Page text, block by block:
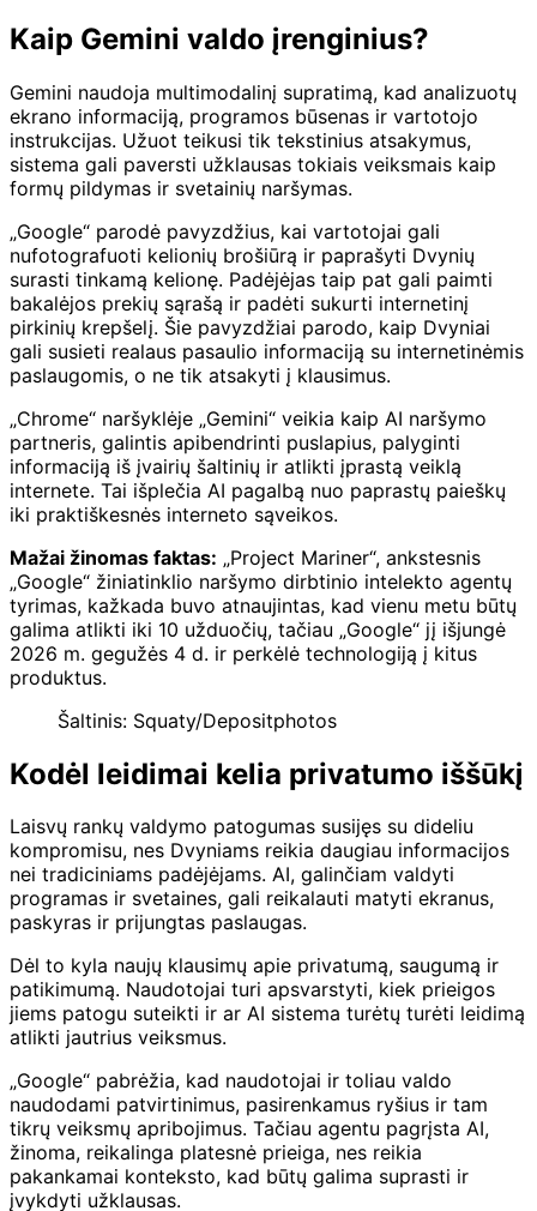
Kaip Gemini valdo įrenginius?
Gemini naudoja multimodalinį supratimą, kad analizuotų
ekrano informaciją, programos būsenas ir vartotojo
instrukcijas. Užuot teikusi tik tekstinius atsakymus,
sistema gali paversti užklausas tokiais veiksmais kaip
formų pildymas ir svetainių naršymas.
„Google“ parodė pavyzdžius, kai vartotojai gali
nufotografuoti kelionių brošiūrą ir paprašyti Dvynių
surasti tinkamą kelionę. Padėjėjas taip pat gali paimti
bakalėjos prekių sąrašą ir padėti sukurti internetinį
pirkinių krepšelį. Šie pavyzdžiai parodo, kaip Dvyniai
gali susieti realaus pasaulio informaciją su internetinėmis
paslaugomis, o ne tik atsakyti į klausimus.
„Chrome“ naršyklėje „Gemini“ veikia kaip AI naršymo
partneris, galintis apibendrinti puslapius, palyginti
informaciją iš įvairių šaltinių ir atlikti įprastą veiklą
internete. Tai išplečia AI pagalbą nuo paprastų paieškų
iki praktiškesnės interneto sąveikos.
Mažai žinomas faktas: „Project Mariner“, ankstesnis
„Google“ žiniatinklio naršymo dirbtinio intelekto agentų
tyrimas, kažkada buvo atnaujintas, kad vienu metu būtų
galima atlikti iki 10 užduočių, tačiau „Google“ jį išjungė
2026 m. gegužės 4 d. ir perkėlė technologiją į kitus
produktus.
Šaltinis: Squaty/Depositphotos
Kodėl leidimai kelia privatumo iššūkį
Laisvų rankų valdymo patogumas susijęs su dideliu
kompromisu, nes Dvyniams reikia daugiau informacijos
nei tradiciniams padėjėjams. AI, galinčiam valdyti
programas ir svetaines, gali reikalauti matyti ekranus,
paskyras ir prijungtas paslaugas.
Dėl to kyla naujų klausimų apie privatumą, saugumą ir
patikimumą. Naudotojai turi apsvarstyti, kiek prieigos
jiems patogu suteikti ir ar AI sistema turėtų turėti leidimą
atlikti jautrius veiksmus.
„Google“ pabrėžia, kad naudotojai ir toliau valdo
naudodami patvirtinimus, pasirenkamus ryšius ir tam
tikrų veiksmų apribojimus. Tačiau agentu pagrįsta AI,
žinoma, reikalinga platesnė prieiga, nes reikia
pakankamai konteksto, kad būtų galima suprasti ir
įvykdyti užklausas.